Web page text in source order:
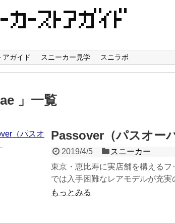
アガイド スニーカー見学 スニラボ
」一覧
Passover（パスオーバ
2019/4/5
スニーカー
東京・恵比寿に実店舗を構える
では入手困難なレアモデルが充実
もっとみる